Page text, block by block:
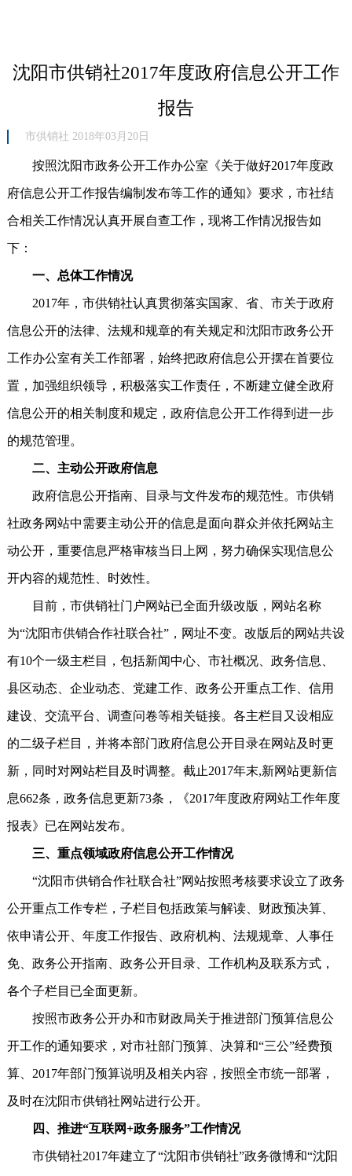
沈阳市供销社2017年度政府信息公开工作
报告
市供销社 2018年03月20日
按照沈阳市政务公开工作办公室《关于做好2017年度政
府信息公开工作报告编制发布等工作的通知》要求，市社结
合相关工作情况认真开展自查工作，现将工作情况报告如
下：
一、总体工作情况
2017年，市供销社认真贯彻落实国家、省、市关于政府
信息公开的法律、法规和规章的有关规定和沈阳市政务公开
工作办公室有关工作部署，始终把政府信息公开摆在首要位
置，加强组织领导，积极落实工作责任，不断建立健全政府
信息公开的相关制度和规定，政府信息公开工作得到进一步
的规范管理。
二、主动公开政府信息
政府信息公开指南、目录与文件发布的规范性。市供销
社政务网站中需要主动公开的信息是面向群众并依托网站主
动公开，重要信息严格审核当日上网，努力确保实现信息公
开内容的规范性、时效性。
目前，市供销社门户网站已全面升级改版，网站名称
为“沈阳市供销合作社联合社”，网址不变。改版后的网站共设
有10个一级主栏目，包括新闻中心、市社概况、政务信息、
县区动态、企业动态、党建工作、政务公开重点工作、信用
建设、交流平台、调查问卷等相关链接。各主栏目又设相应
的二级子栏目，并将本部门政府信息公开目录在网站及时更
新，同时对网站栏目及时调整。截止2017年末,新网站更新信
息662条，政务信息更新73条，《2017年度政府网站工作年度
报表》已在网站发布。
三、重点领域政府信息公开工作情况
“沈阳市供销合作社联合社”网站按照考核要求设立了政务
公开重点工作专栏，子栏目包括政策与解读、财政预决算、
依申请公开、年度工作报告、政府机构、法规规章、人事任
免、政务公开指南、政务公开目录、工作机构及联系方式，
各个子栏目已全面更新。
按照市政务公开办和市财政局关于推进部门预算信息公
开工作的通知要求，对市社部门预算、决算和“三公”经费预
算、2017年部门预算说明及相关内容，按照全市统一部署，
及时在沈阳市供销社网站进行公开。
四、推进“互联网+政务服务”工作情况
市供销社2017年建立了“沈阳市供销社”政务微博和“沈阳